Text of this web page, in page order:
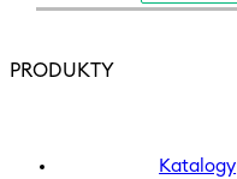
PRODUKTY
Katalogy